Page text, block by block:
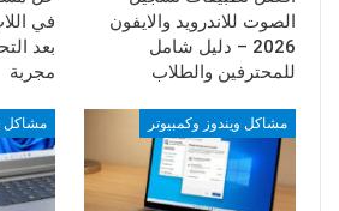
الصوت للاندرويد والايفون
2026 – دليل شامل
للمحترفين والطلاب
مجربة
مشاكل ويندوز وكمبيوتر مشاكل